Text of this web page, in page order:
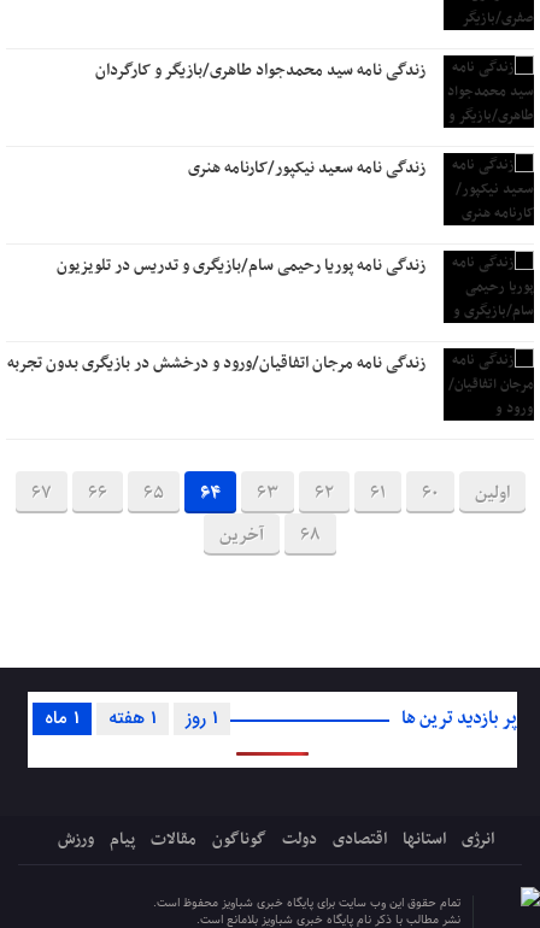
زندگی نامه سید محمدجواد طاهری/بازیگر و کارگردان
زندگی نامه سعید نیکپور/کارنامه هنری
زندگی نامه پوریا رحیمی سام/بازیگری و تدریس در تلویزیون
زندگی نامه مرجان اتفاقیان/ورود و درخشش در بازیگری بدون تجربه
اولین 60
61
62
63
64
65
66
67
68
آخرین
پر بازدید ترین ها 1 ماه 1 هفته 1 روز
انرژی استانها اقتصادی دولت گوناگون مقالات پیام ورزش
تمام حقوق این وب سایت برای پایگاه خبری شباویز محفوظ است.
نشر مطالب با ذکر نام پایگاه خبری شباویز بلامانع است.